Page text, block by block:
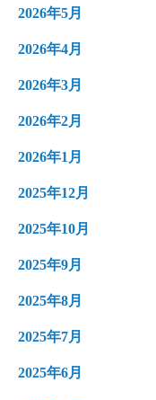
2026年5月
2026年4月
2026年3月
2026年2月
2026年1月
2025年12月
2025年10月
2025年9月
2025年8月
2025年7月
2025年6月